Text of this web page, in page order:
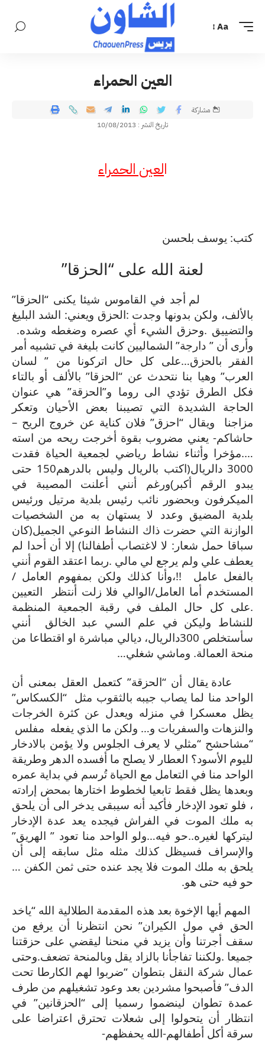
Aa
العين الحمراء
تاريخ النشر : 10/08/2013
مشاركة
العين الحمراء
كتب: يوسف بلحسن
لعنة الله على “الحزقا”
لم أجد في القاموس شيئا يكنى “الحزقا”
بالألف، ولكن بدونها وجدت :الحزق ويعني: الشد البليغ
والتضييق .وحزق الشيء أي عصره وضغطه وشده.
وأرى أن ” دارجة” الشماليين كانت بليغة في تشبيه أمر
الفقر بالحزق…على كل حال اتركونا من ” لسان
العرب” وهيا بنا نتحدث عن “الحزقا” بالألف أو بالتاء
فكل الطرق تؤدي الى روما و”الحزقة” هي عنوان
الحاجة الشديدة التي تصيبنا بعض الأحيان وتعكر
مزاجنا
ويقال “احزق” فلان كناية عن خروج الريح –
حاشاكم- يعني مضروب بقوة أخرجت ريحه من استه
….مؤخرا وأثناء نشاط رياضي لجمعية الحياة فقدت
3000 دالريال(اكتب بالريال وليس بالدرهم150 حتى
يبدو الرقم أكبر)ورغم أنني أعلنت المصيبة في
الميكرفون وبحضور نائب رئيس بلدية مرتيل ورئيس
بلدية المضيق وعدد لا يستهان به من الشخصيات
الوازنة التي حضرت ذاك النشاط النوعي الجميل(كان
سباقا حمل شعار: لا لاغتصاب أطفالنا) إلا أن أحدا لم
يعطف علي ولم يرجع لي مالي .ربما اعتقد القوم أنني
بالفعل عامل
!!،وأنا كذلك ولكن بمفهوم العامل /
المستخدم أما العامل/الوالي فلا زلت أنتظر
التعيين
.على كل حال الملف في رقبة الجمعية المنظمة
للنشاط وليكن في علم السي عبد الخالق
أنني
سأستخلص 300دالريال، ديالي مباشرة او اقتطاعا من
منحة العمالة. وماشي شغلي…
عادة يقال أن “الحزقة” كتعمل العقل بمعنى أن
الواحد منا لما يصاب جيبه بالثقوب مثل “الكسكاس”
يظل معسكرا في منزله ويعدل عن كثرة الخرجات
والنزهات والسفريات و… ولكن ما الذي يفعله مفلس
“مشاحشح “مثلي لا يعرف الجلوس ولا يؤمن بالادخار
لليوم الأسود؟ العطار لا يصلح ما أفسده الدهر وطريقة
الواحد منا في التعامل مع الحياة تُرسم في بداية عمره
وبعدها يظل فقط تابعيا لخطوط اختارها بمحض إرادته
، فلو تعود الإدخار فأكيد أنه سيبقى يدخر الى أن يلحق
به ملك الموت في الفراش فيجده يعد عدة الإدخار
ليتركها لغيره..حو فيه…ولو الواحد منا تعود ” الهريق”
والإسراف فسيظل كذلك مثله مثل سابقه إلى أن
يلحق به ملك الموت فلا يجد عنده حتى ثمن الكفن …
حو فيه حتى هو.
المهم أيها الإخوة بعد هذه المقدمة الطلالية الله “ياخد
الحق في مول الكيران” نحن انتظرنا أن يرفع من
سقف أجرتنا وأن يزيد في منحنا ليقضي على حزقتنا
جميعا .ولكننا تفاجأنا بالزاد يقل وبالمنحة تضعف.وحتى
عمال شركة النقل بتطوان “ضربوا لهم الكارطا تحت
الدف” فأصبحوا مشردين بعد وعود تشغيلهم من طرف
عمدة تطوان لينضموا رسميا إلى “الحزقانين” في
انتظار أن يتحولوا إلى شعلات تحترق اعتراضا على
سرقة أكل أطفالهم-الله يحفظهم-